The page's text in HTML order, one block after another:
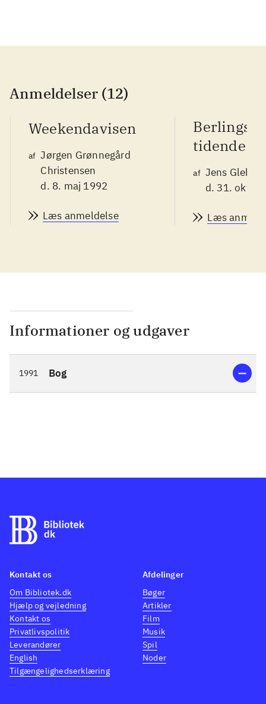
Anmeldelser (12)
Weekendavisen
af Jørgen Grønnegård
Christensen
d. 8. maj 1992
Læs anmeldelse
tidende
af Jens Glebe-
d. 31. okt.
Læs
Informationer og udgaver
1991 Bog
Kontakt os
Om Bibliotek.dk
Hjælp og vejledning
Kontakt os
Privatlivspolitik
Leverandører
English
Tilgængelighedserklæring
Afdelinger
Bøger
Artikler
Film
Musik
Spil
Noder